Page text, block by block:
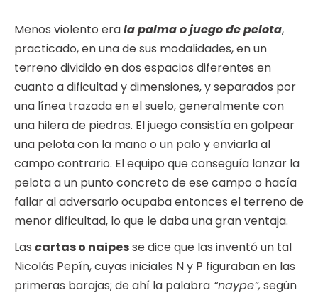
Menos violento erala palma o juego de pelota,
practicado, en una de sus modalidades, en un
terreno dividido en dos espacios diferentes en
cuanto a dificultad y dimensiones, y separados por
una línea trazada en el suelo, generalmente con
una hilera de piedras. El juego consistía en golpear
una pelota con la mano o un palo y enviarla al
campo contrario. El equipo que conseguía lanzar la
pelota a un punto concreto de ese campo o hacía
fallar al adversario ocupaba entonces el terreno de
menor dificultad, lo que le daba una gran ventaja.
Las cartas o naipesse dice que las inventó un tal
Nicolás Pepín, cuyas iniciales N y P figuraban en las
primeras barajas; de ahí la palabra “naype”, según